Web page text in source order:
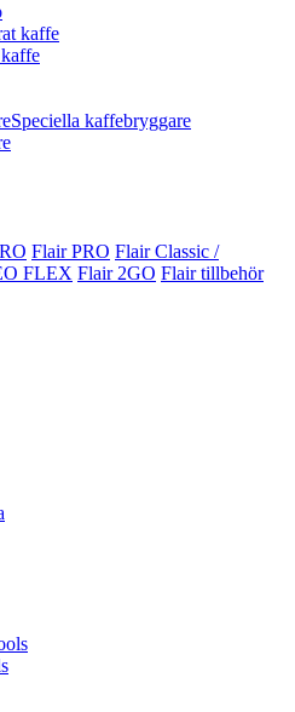
Speciella kaffebryggare
Flair PRO Flair Classic /
FLEX Flair 2GO Flair tillbehör